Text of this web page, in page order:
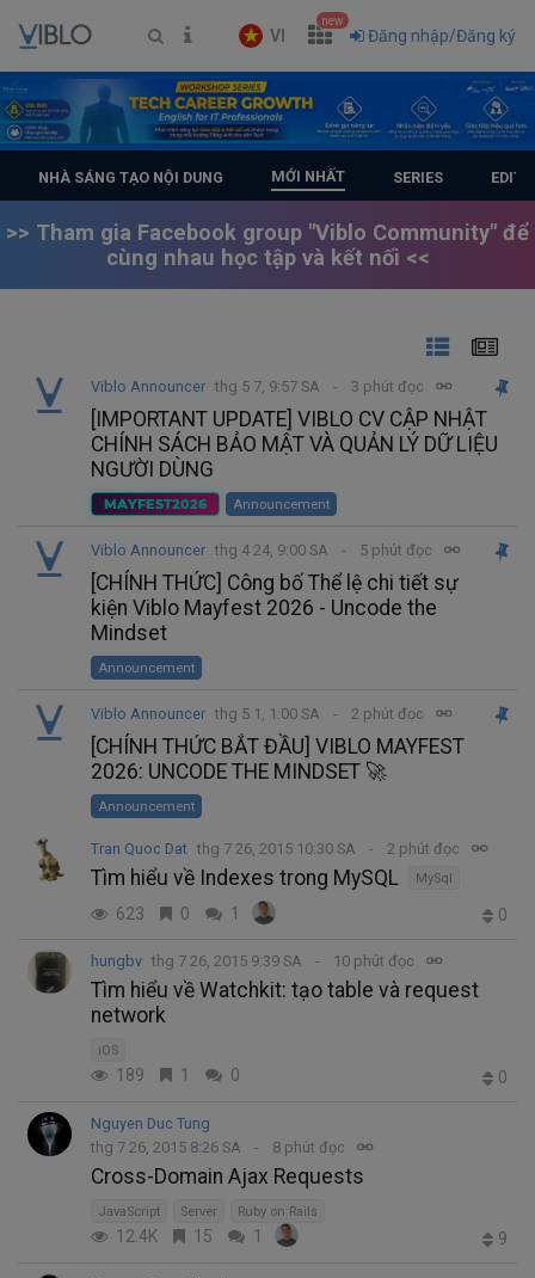
VI
new
Đăng nhập/Đăng ký
NHÀ SÁNG TẠO NỘI DUNG MỚI NHẤT SERIES
>> Tham gia Facebook group "Viblo Community" để
cùng nhau học tập và kết nối <<
Viblo Announcer thg 5 7, 9:57 SA 3 phút đọc
[IMPORTANT UPDATE] VIBLO CV CẬP NHẬT
CHÍNH SÁCH BẢO MẬT VÀ QUẢN LÝ DỮ LIỆU
NGƯỜI DÙNG
MAYFEST2026 Announcement
Viblo Announcer thg 4 24, 9:00 SA 5 phút đọc
[CHÍNH THỨC] Công bố Thể lệ chi tiết sự
kiện Viblo Mayfest 2026 - Uncode the
Mindset
Announcement
Viblo Announcer thg 5 1, 1:00 SA 2 phút đọc
[CHÍNH THỨC BẮT ĐẦU] VIBLO MAYFEST
2026: UNCODE THE MINDSET 🚀
Announcement
Tran Quoc Dat thg 7 26, 2015 10:30 SA 2 phút đọc
Tìm hiểu về Indexes trong MySQL MySql
623 0 1 0
hungbv thg 7 26, 2015 9:39 SA 10 phút đọc
Tìm hiểu về Watchkit: tạo table và request
network
iOS
189 1 0 0
Nguyen Duc Tung
thg 7 26, 2015 8:26 SA
8 phút đọc
Cross-Domain Ajax Requests
JavaScript Server Ruby on Rails
12.4K 15 1 9